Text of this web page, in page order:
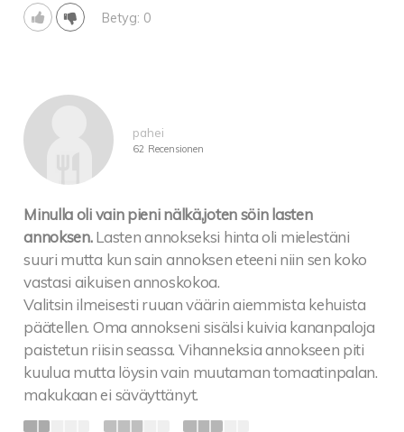
Betyg: 0
pahei
62 Recensionen
Minulla oli vain pieni nälkä,joten söin lasten
annoksen. Lasten annokseksi hinta oli mielestäni
suuri mutta kun sain annoksen eteeni niin sen koko
vastasi aikuisen annoskokoa.
Valitsin ilmeisesti ruuan väärin aiemmista kehuista
päätellen. Oma annokseni sisälsi kuivia kananpaloja
paistetun riisin seassa. Vihanneksia annokseen piti
kuulua mutta löysin vain muutaman tomaatinpalan.
makukaan ei säväyttänyt.